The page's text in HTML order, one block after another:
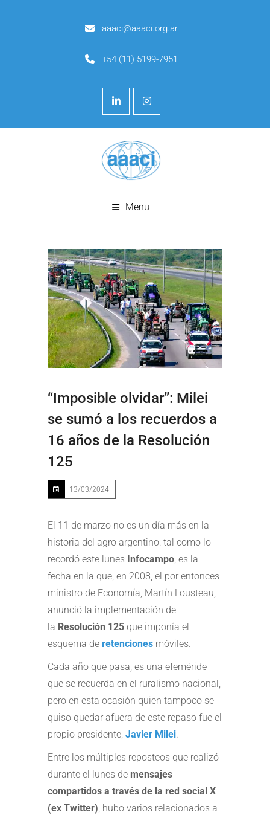
aaaci@aaaci.org.ar
+54 (11) 5199-7951
Menu
“Imposible olvidar”: Milei
se sumó a los recuerdos a
16 años de la Resolución
125
13/03/2024
El 11 de marzo no es un día más en la
historia del agro argentino: tal como lo
recordó este lunes Infocampo , es la
fecha en la que, en 2008, el por entonces
ministro de Economía, Martín Lousteau,
anunció la implementación de
la Resolución 125 que imponía el
esquema de retenciones móviles.
Cada año que pasa, es una efeméride
que se recuerda en el ruralismo nacional,
pero en esta ocasión quien tampoco se
quiso quedar afuera de este repaso fue el
propio presidente, Javier Milei.
Entre los múltiples reposteos que realizó
durante el lunes de mensajes
compartidos a través de la red social X
(ex Twitter) , hubo varios relacionados a